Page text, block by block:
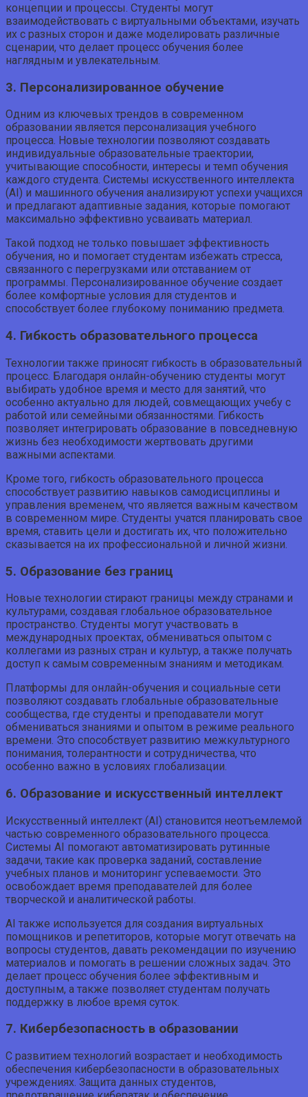
концепции и процессы. Студенты могут
взаимодействовать с виртуальными объектами, изучать
их с разных сторон и даже моделировать различные
сценарии, что делает процесс обучения более
наглядным и увлекательным.
3. Персонализированное обучение
Одним из ключевых трендов в современном
образовании является персонализация учебного
процесса. Новые технологии позволяют создавать
индивидуальные образовательные траектории,
учитывающие способности, интересы и темп обучения
каждого студента. Системы искусственного интеллекта
(AI) и машинного обучения анализируют успехи учащихся
и предлагают адаптивные задания, которые помогают
максимально эффективно усваивать материал.
Такой подход не только повышает эффективность
обучения, но и помогает студентам избежать стресса,
связанного с перегрузками или отставанием от
программы. Персонализированное обучение создает
более комфортные условия для студентов и
способствует более глубокому пониманию предмета.
4. Гибкость образовательного процесса
Технологии также приносят гибкость в образовательный
процесс. Благодаря онлайн-обучению студенты могут
выбирать удобное время и место для занятий, что
особенно актуально для людей, совмещающих учебу с
работой или семейными обязанностями. Гибкость
позволяет интегрировать образование в повседневную
жизнь без необходимости жертвовать другими
важными аспектами.
Кроме того, гибкость образовательного процесса
способствует развитию навыков самодисциплины и
управления временем, что является важным качеством
в современном мире. Студенты учатся планировать свое
время, ставить цели и достигать их, что положительно
сказывается на их профессиональной и личной жизни.
5. Образование без границ
Новые технологии стирают границы между странами и
культурами, создавая глобальное образовательное
пространство. Студенты могут участвовать в
международных проектах, обмениваться опытом с
коллегами из разных стран и культур, а также получать
доступ к самым современным знаниям и методикам.
Платформы для онлайн-обучения и социальные сети
позволяют создавать глобальные образовательные
сообщества, где студенты и преподаватели могут
обмениваться знаниями и опытом в режиме реального
времени. Это способствует развитию межкультурного
понимания, толерантности и сотрудничества, что
особенно важно в условиях глобализации.
6. Образование и искусственный интеллект
Искусственный интеллект (AI) становится неотъемлемой
частью современного образовательного процесса.
Системы AI помогают автоматизировать рутинные
задачи, такие как проверка заданий, составление
учебных планов и мониторинг успеваемости. Это
освобождает время преподавателей для более
творческой и аналитической работы.
AI также используется для создания виртуальных
помощников и репетиторов, которые могут отвечать на
вопросы студентов, давать рекомендации по изучению
материалов и помогать в решении сложных задач. Это
делает процесс обучения более эффективным и
доступным, а также позволяет студентам получать
поддержку в любое время суток.
7. Кибербезопасность в образовании
С развитием технологий возрастает и необходимость
обеспечения кибербезопасности в образовательных
учреждениях. Защита данных студентов,